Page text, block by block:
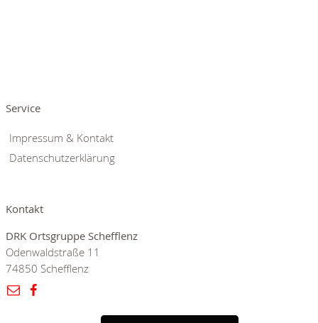
Service
Impressum & Kontakt
Datenschutzerklärung
Kontakt
DRK Ortsgruppe Schefflenz
Odenwaldstraße 11
74850 Schefflenz